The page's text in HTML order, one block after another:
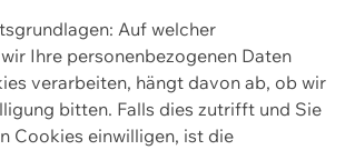
Auf welcher
Ihre personenbezogenen Daten
verarbeiten, hängt davon ab, ob wir
bitten. Falls dies zutrifft und Sie
Cookies einwilligen, ist die